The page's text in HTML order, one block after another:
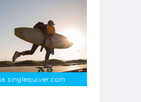
singlequiver.com